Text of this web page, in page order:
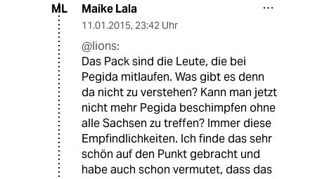
ML Maike Lala
11.01.2015, 23:42 Uhr
@lions:
Das Pack sind die Leute, die bei
Pegida mitlaufen. Was gibt es denn
da nicht zu verstehen? Kann man jetzt
nicht mehr Pegida beschimpfen ohne
alle Sachsen zu treffen? Immer diese
Empfindlichkeiten. Ich finde das sehr
schön auf den Punkt gebracht und
habe auch schon vermutet, dass das